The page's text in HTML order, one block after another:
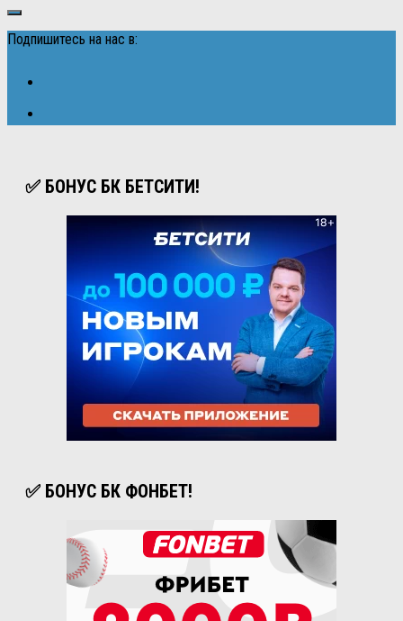
Подпишитесь на нас в:
✅ БОНУС БК БЕТСИТИ!
✅ БОНУС БК ФОНБЕТ!